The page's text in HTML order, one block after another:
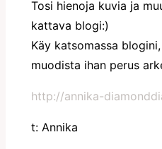
Tosi hienoja kuvia ja
kattava blogi:)
Käy katsomassa
muodista ihan perus
http://annika-
t: Annika